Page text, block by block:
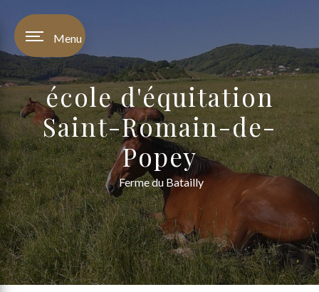
Menu
école d'équitation
Saint-Romain-de-
Popey
Ferme du Batailly